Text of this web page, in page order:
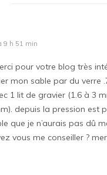
9 h 51 min
pour votre blog très
mon sable par du verre
1 lit de gravier (1.6 à 3
depuis la pression est
que je n’aurais pas dû
vous me conseiller ?